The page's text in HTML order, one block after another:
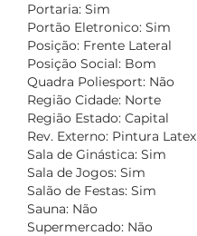
Portaria: Sim
Portão Eletronico: Sim
Posição: Frente Lateral
Posição Social: Bom
Quadra Poliesport: Não
Região Cidade: Norte
Região Estado: Capital
Rev. Externo: Pintura Latex
Sala de Ginástica: Sim
Sala de Jogos: Sim
Salão de Festas: Sim
Sauna: Não
Supermercado: Não